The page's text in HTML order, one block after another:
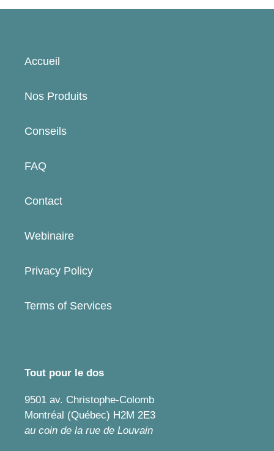
Accueil
Nos Produits
Conseils
FAQ
Contact
Webinaire
Privacy Policy
Terms of Services
Tout pour le dos
9501 av. Christophe-Colomb
Montréal (Québec) H2M 2E3
au coin de la rue de Louvain